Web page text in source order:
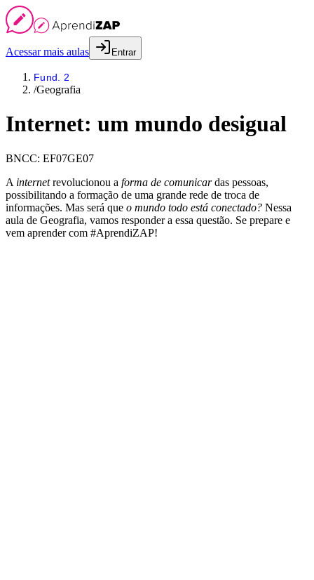
Acessar mais aulas Entrar
Fund. 2
/Geografia
Internet: um mundo desigual
BNCC: EF07GE07
A internetrevolucionou a forma de comunicardas pessoas,
possibilitando a formação de uma grande rede de troca de
informações. Mas será que o mundo todo está conectado? Nessa
aula de Geografia, vamos responder a essa questão. Se prepare e
vem aprender com #AprendiZAP!